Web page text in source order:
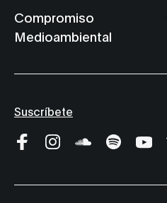
Compromiso
Medioambiental
Suscríbete